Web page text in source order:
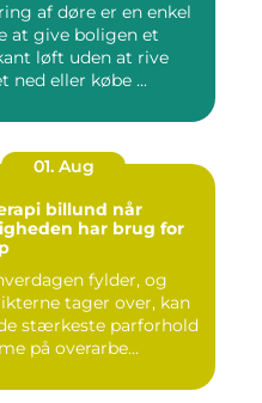
af døre er en enkel
at give boligen et
løft uden at rive
ned eller købe ...
01. Aug
billund når
har brug for
fylder, og
tager over, kan
stærkeste parforhold
på overarbe...